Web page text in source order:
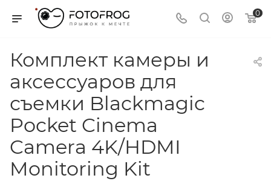
0
Комплект камеры и
аксессуаров для
съемки Blackmagic
Pocket Cinema
Camera 4K/HDMI
Monitoring Kit